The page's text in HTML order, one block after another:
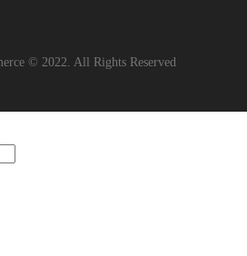
© 2022. All Rights Reserved